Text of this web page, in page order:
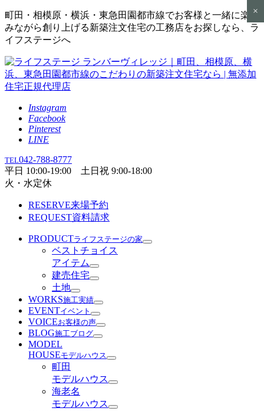
町田・相模原・横浜・東急田園都市線でお客様と一緒に楽し
みながら創り上げる新築注文住宅の工務店をお探しなら、ラ
イフステージへ
Instagram
Facebook
Pinterest
LINE
TEL042-788-8777
平日 10:00-19:00 土日祝 9:00-18:00
火・水定休
RESERVE来場予約
REQUEST資料請求
PRODUCTライフステージの家
ベストチョイス
アイテム
建売住宅
土地
WORKS施工実績
EVENTイベント
VOICEお客様の声
BLOG施工ブログ
MODEL
HOUSEモデルハウス
町田
モデルハウス
海老名
モデルハウス
×